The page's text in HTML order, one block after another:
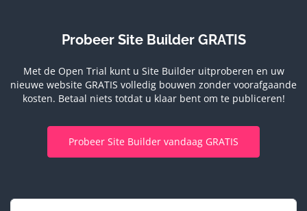
Probeer Site Builder GRATIS
Met de Open Trial kunt u Site Builder uitproberen en uw
nieuwe website GRATIS volledig bouwen zonder voorafgaande
kosten. Betaal niets totdat u klaar bent om te publiceren!
Probeer Site Builder vandaag GRATIS